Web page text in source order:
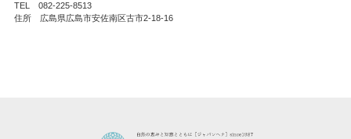
TEL 082-225-8513
住所 広島県広島市安佐南区古市2-18-16